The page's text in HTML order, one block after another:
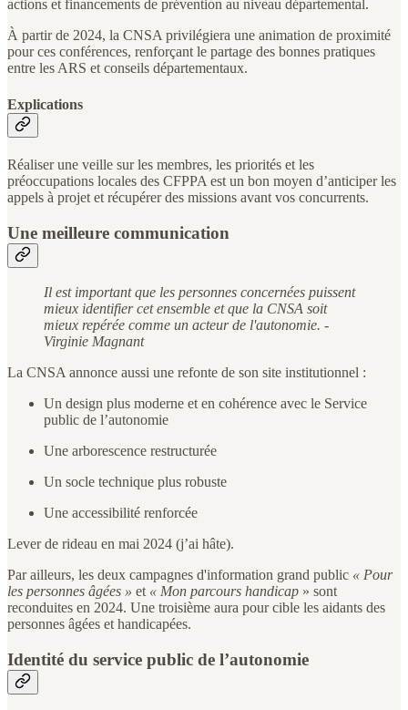
actions et financements de prévention au niveau départemental.
À partir de 2024, la CNSA privilégiera une animation de proximité
pour ces conférences, renforçant le partage des bonnes pratiques
entre les ARS et conseils départementaux.
Explications
Réaliser une veille sur les membres, les priorités et les
préoccupations locales des CFPPA est un bon moyen d’anticiper les
appels à projet et récupérer des missions avant vos concurrents.
Une meilleure communication
Il est important que les personnes concernées puissent
mieux identifier cet ensemble et que la CNSA soit
mieux repérée comme un acteur de l'autonomie. -
Virginie Magnant
La CNSA annonce aussi une refonte de son site institutionnel :
Un design plus moderne et en cohérence avec le Service
public de l’autonomie
Une arborescence restructurée
Un socle technique plus robuste
Une accessibilité renforcée
Lever de rideau en mai 2024 (j’ai hâte).
Par ailleurs, les deux campagnes d'information grand public « Pour
les personnes âgées » et « Mon parcours handicap » sont
reconduites en 2024. Une troisième aura pour cible les aidants des
personnes âgées et handicapées.
Identité du service public de l’autonomie